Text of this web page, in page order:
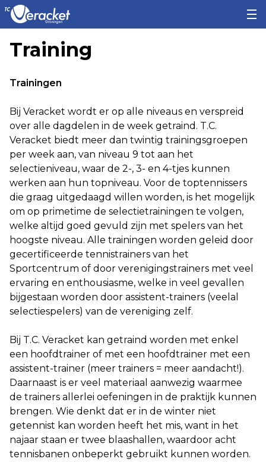
Training
Trainingen
Bij Veracket wordt er op alle niveaus en verspreid
over alle dagdelen in de week getraind. T.C.
Veracket biedt meer dan twintig trainingsgroepen
per week aan, van niveau 9 tot aan het
selectieniveau, waar de 2-, 3- en 4-tjes kunnen
werken aan hun topniveau. Voor de toptennissers
die graag uitgedaagd willen worden, is het mogelijk
om op primetime de selectietrainingen te volgen,
welke altijd goed gevuld zijn met spelers van het
hoogste niveau. Alle trainingen worden geleid door
gecertificeerde tennistrainers van het
Sportcentrum of door verenigingstrainers met veel
ervaring en enthousiasme, welke in veel gevallen
bijgestaan worden door assistent-trainers (veelal
selectiespelers) van de vereniging zelf.
Bij T.C. Veracket kan getraind worden met enkel
een hoofdtrainer of met een hoofdtrainer met een
assistent-trainer (meer trainers = meer aandacht!).
Daarnaast is er veel materiaal aanwezig waarmee
de trainers allerlei oefeningen in de praktijk kunnen
brengen. Wie denkt dat er in de winter niet
getennist kan worden heeft het mis, want in het
najaar staan er twee blaashallen, waardoor acht
tennisbanen onbeperkt gebruikt kunnen worden.